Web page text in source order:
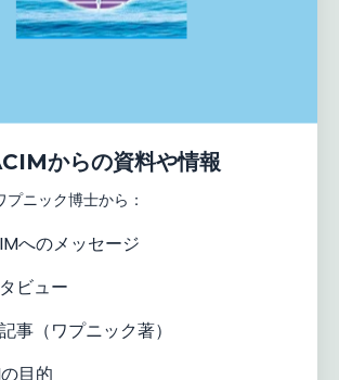
からの資料や情報
ニック博士から：
のメッセージ
ビュー
（ワプニック著）
目的